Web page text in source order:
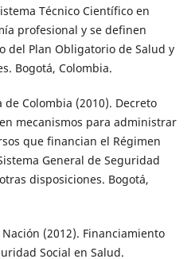
Técnico Científico en
profesional y se definen
del Plan Obligatorio de Salud y
Bogotá, Colombia.
Colombia (2010). Decreto
mecanismos para administrar
que financian el Régimen
General de Seguridad
disposiciones. Bogotá,
(2012). Financiamiento
Social en Salud.